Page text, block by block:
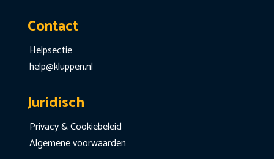
Contact
Helpsectie
help@kluppen.nl
Juridisch
Privacy & Cookiebeleid
Algemene voorwaarden